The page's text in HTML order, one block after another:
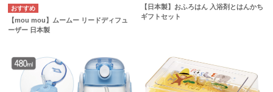
【mou mou】ムームー リードディフュ
ーザー 日本製
【日本製】おふろはん 入浴剤とはんかち
ギフトセット